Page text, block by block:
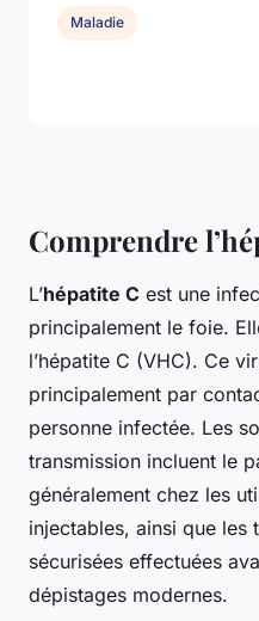
Comprendre
L’hépatite C est une
principalement le foie.
l’hépatite C (VHC). Ce
principalement par
personne infectée. Les
transmission incluent le
généralement chez les
injectables, ainsi que les
sécurisées effectuées
dépistages modernes.
Maladie